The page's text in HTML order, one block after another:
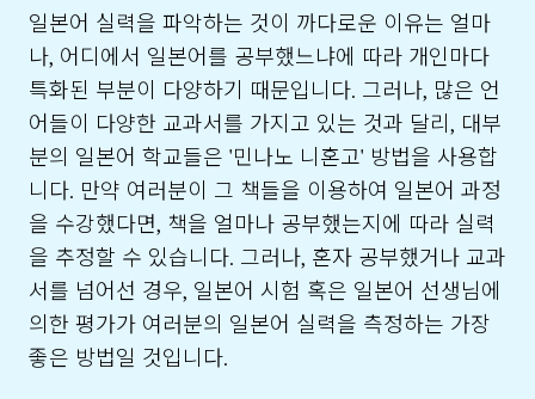
일본어 실력을 파악하는 것이 까다로운 이유는 얼마
나, 어디에서 일본어를 공부했느냐에 따라 개인마다
특화된 부분이 다양하기 때문입니다. 그러나, 많은 언
어들이 다양한 교과서를 가지고 있는 것과 달리, 대부
분의 일본어 학교들은 '민나노 니혼고' 방법을 사용합
니다. 만약 여러분이 그 책들을 이용하여 일본어 과정
을 수강했다면, 책을 얼마나 공부했는지에 따라 실력
을 추정할 수 있습니다. 그러나, 혼자 공부했거나 교과
서를 넘어선 경우, 일본어 시험 혹은 일본어 선생님에
의한 평가가 여러분의 일본어 실력을 측정하는 가장
좋은 방법일 것입니다.